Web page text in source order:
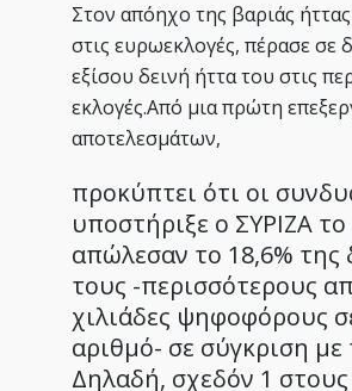
Στον απόηχο της βαριάς
στις ευρωεκλογές, πέρασε σε
εξίσου δεινή ήττα του στις
εκλογές.Από μια πρώτη
αποτελεσμάτων,
προκύπτει ότι οι
υποστήριξε ο ΣΥΡΙΖΑ το
απώλεσαν το 18,6% της
τους -περισσότερους
χιλιάδες ψηφοφόρους
αριθμό- σε σύγκριση με
Δηλαδή, σχεδόν 1